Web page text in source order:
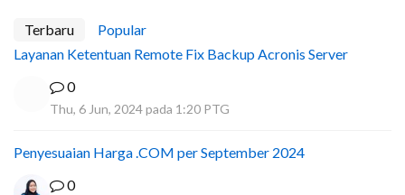
Terbaru
Popular
Layanan Ketentuan Remote Fix Backup Acronis Server
0
Thu, 6 Jun, 2024 pada 1:20 PTG
Penyesuaian Harga .COM per September 2024
0